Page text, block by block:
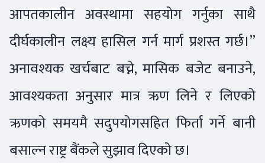
आपतकालीन अवस्थामा सहयोग गर्नुका साथै
दीर्घकालीन लक्ष्य हासिल गर्न मार्ग प्रशस्त गर्छ।”
अनावश्यक खर्चबाट बच्ने, मासिक बजेट बनाउने,
आवश्यकता अनुसार मात्र ऋण लिने र लिएको
ऋणको समयमै सदुपयोगसहित फिर्ता गर्ने बानी
बसाल्न राष्ट्र बैंकले सुझाव दिएको छ।